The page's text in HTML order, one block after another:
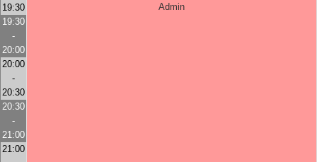
19:30
Admin
19:30
-
20:00
20:00
-
20:30
20:30
-
21:00
21:00